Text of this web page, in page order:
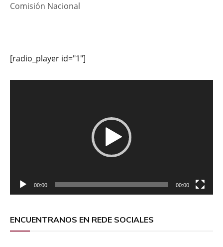
Comisión Nacional
[radio_player id="1"]
00:00 00:00
ENCUENTRANOS EN REDE SOCIALES